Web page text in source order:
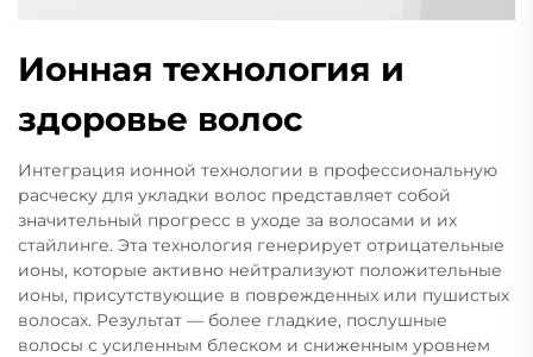
Ионная технология и
здоровье волос
Интеграция ионной технологии в профессиональную
расческу для укладки волос представляет собой
значительный прогресс в уходе за волосами и их
стайлинге. Эта технология генерирует отрицательные
ионы, которые активно нейтрализуют положительные
ионы, присутствующие в поврежденных или пушистых
волосах. Результат — более гладкие, послушные
волосы с усиленным блеском и сниженным уровнем